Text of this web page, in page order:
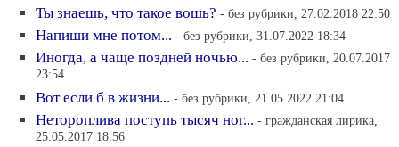
Ты знаешь, что такое вошь? - без рубрики, 27.02.2018 22:50
Напиши мне потом... - без рубрики, 31.07.2022 18:34
Иногда, а чаще поздней ночью... - без рубрики, 20.07.2017
23:54
Вот если б в жизни... - без рубрики, 21.05.2022 21:04
Нетороплива поступь тысяч ног... - гражданская лирика,
25.05.2017 18:56